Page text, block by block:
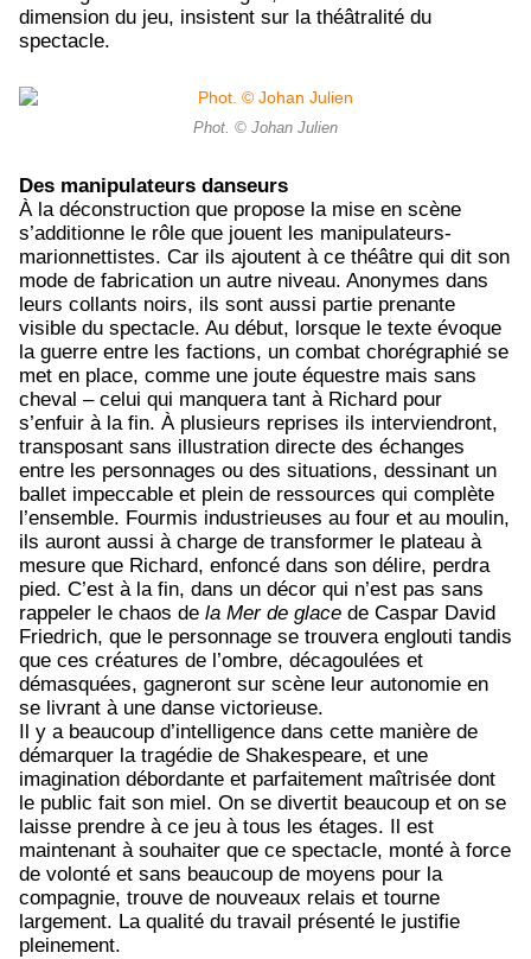
dimension du jeu, insistent sur la théâtralité du
spectacle.
Phot. © Johan Julien
Des manipulateurs danseurs
À la déconstruction que propose la mise en scène
s’additionne le rôle que jouent les manipulateurs-
marionnettistes. Car ils ajoutent à ce théâtre qui dit son
mode de fabrication un autre niveau. Anonymes dans
leurs collants noirs, ils sont aussi partie prenante
visible du spectacle. Au début, lorsque le texte évoque
la guerre entre les factions, un combat chorégraphié se
met en place, comme une joute équestre mais sans
cheval – celui qui manquera tant à Richard pour
s’enfuir à la fin. À plusieurs reprises ils interviendront,
transposant sans illustration directe des échanges
entre les personnages ou des situations, dessinant un
ballet impeccable et plein de ressources qui complète
l’ensemble. Fourmis industrieuses au four et au moulin,
ils auront aussi à charge de transformer le plateau à
mesure que Richard, enfoncé dans son délire, perdra
pied. C’est à la fin, dans un décor qui n’est pas sans
rappeler le chaos de la Mer de glace de Caspar David
Friedrich, que le personnage se trouvera englouti tandis
que ces créatures de l’ombre, décagoulées et
démasquées, gagneront sur scène leur autonomie en
se livrant à une danse victorieuse.
Il y a beaucoup d’intelligence dans cette manière de
démarquer la tragédie de Shakespeare, et une
imagination débordante et parfaitement maîtrisée dont
le public fait son miel. On se divertit beaucoup et on se
laisse prendre à ce jeu à tous les étages. Il est
maintenant à souhaiter que ce spectacle, monté à force
de volonté et sans beaucoup de moyens pour la
compagnie, trouve de nouveaux relais et tourne
largement. La qualité du travail présenté le justifie
pleinement.